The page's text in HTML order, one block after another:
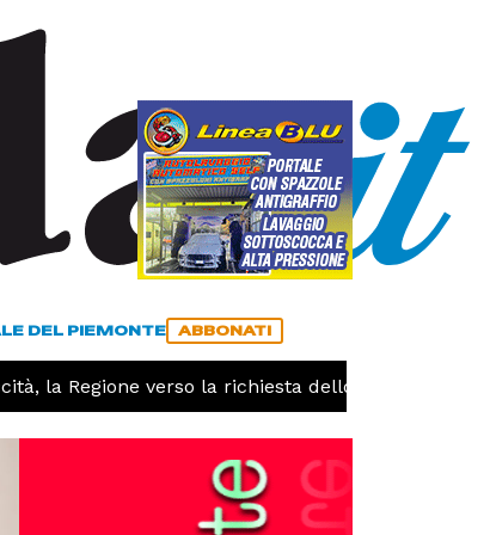
DEL PIEMONTE ABBONATI
la Regione verso la richiesta dello stato di